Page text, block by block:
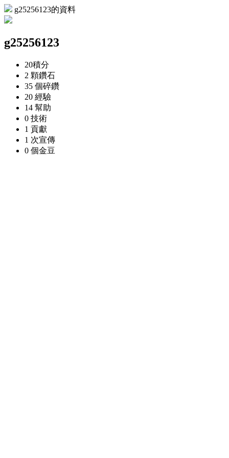
g25256123的資料
g25256123
20積分
2 顆鑽石
35 個碎鑽
20 經驗
14 幫助
0 技術
1 貢獻
1 次宣傳
0 個金豆